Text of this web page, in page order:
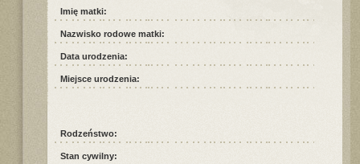
Imię matki:
Nazwisko rodowe matki:
Data urodzenia:
Miejsce urodzenia:
Rodzeństwo:
Stan cywilny: